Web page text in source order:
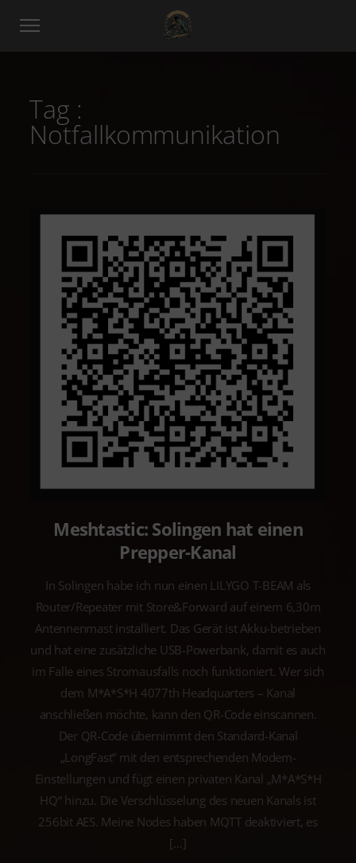
Tag :
Notfallkommunikation
Meshtastic: Solingen hat einen
Prepper-Kanal
In Solingen habe ich nun einen LILYGO T-BEAM als
Router/Repeater mit Store&Forward auf einem 6,30m
Antennenmast installiert. Das Gerät ist Akku-betrieben
und hat eine zusätzliche USB-Powerbank, damit es auch
im Falle eines Stromausfalls noch funktioniert. Wer sich
dem M*A*S*H 4077th Headquarters – Kanal
anschließen möchte, kann den QR-Code einscannen.
Der QR-Code übernimmt den Standard-Kanal
„LongFast“ mit den entsprechenden Modem-
Einstellungen und fügt einen privaten Kanal „M*A*S*H
HQ“ hinzu. Die Verschlüsselung des neuen Kanals ist
256bit AES. Meine Nodes haben MQTT deaktiviert, es
[…]